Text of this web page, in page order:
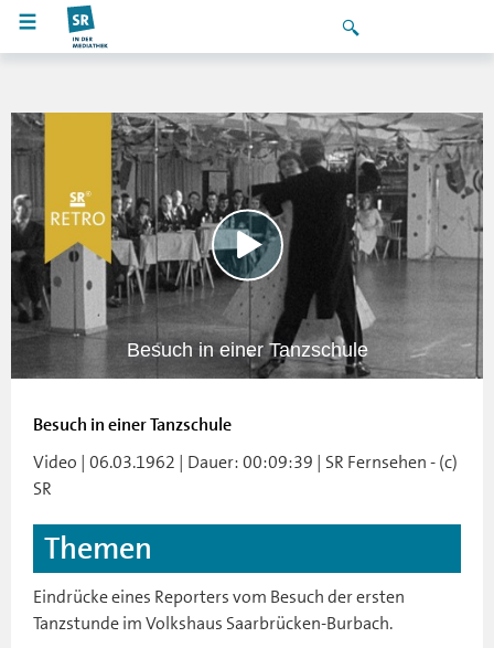
Besuch in einer Tanzschule
Besuch in einer Tanzschule
Video | 06.03.1962 | Dauer: 00:09:39 | SR Fernsehen - (c)
SR
Themen
Eindrücke eines Reporters vom Besuch der ersten
Tanzstunde im Volkshaus Saarbrücken-Burbach.